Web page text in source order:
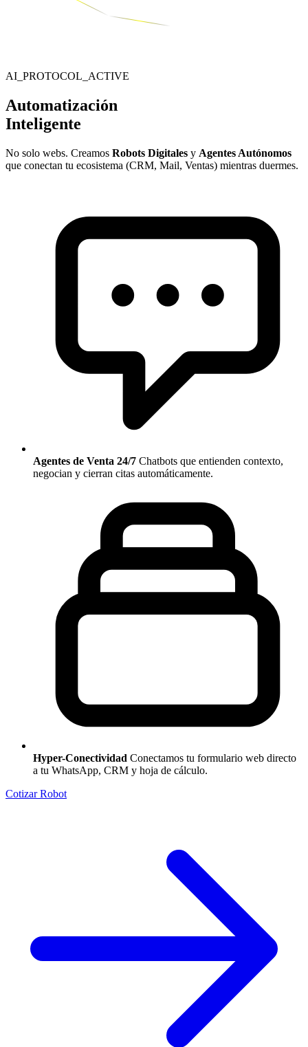
AI_PROTOCOL_ACTIVE
Automatización
Inteligente
No solo webs. Creamos Robots Digitales y Agentes Autónomos
que conectan tu ecosistema (CRM, Mail, Ventas) mientras duermes.
Agentes de Venta 24/7 Chatbots que entienden contexto,
negocian y cierran citas automáticamente.
Hyper-Conectividad Conectamos tu formulario web directo
a tu WhatsApp, CRM y hoja de cálculo.
Cotizar Robot